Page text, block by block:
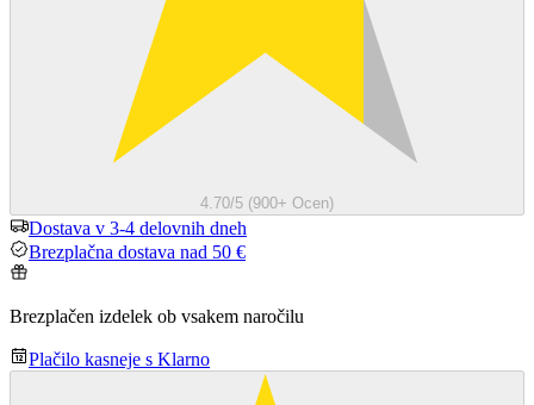
4.70/5 (900+ Ocen)
Dostava v 3-4 delovnih dneh
Brezplačna dostava nad 50 €
Brezplačen izdelek ob vsakem naročilu
Plačilo kasneje s Klarno